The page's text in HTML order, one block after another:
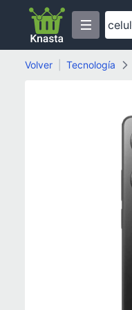
Volver Tecnología